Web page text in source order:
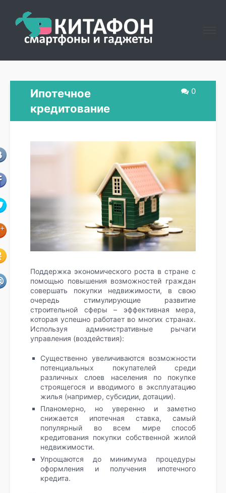
0
Ипотечное
кредитование
Поддержка экономического роста в стране с
помощью повышения возможностей граждан
совершать покупки недвижимости, в свою
очередь стимулирующие развитие
строительной сферы – эффективная мера,
которая успешно работает во многих странах.
Используя административные рычаги
управления (воздействия):
Существенно увеличиваются возможности
потенциальных покупателей среди
различных слоев населения по покупке
строящегося и вводимого в эксплуатацию
жилья (например, субсидии, дотации).
Планомерно, но уверенно и заметно
снижается ипотечная ставка, самый
популярный во всем мире способ
кредитования покупки собственной жилой
недвижимости.
Упрощаются до минимума процедуры
оформления и получения ипотечного
кредита.